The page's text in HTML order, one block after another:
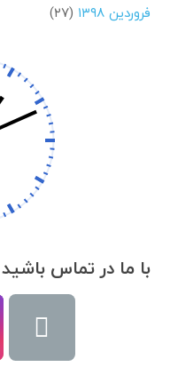
فروردین ۱۳۹۸
(۲۷)
با ما در تماس باشید